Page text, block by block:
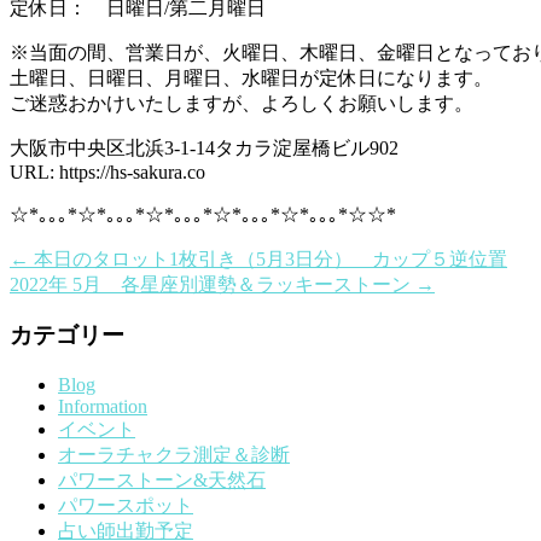
定休日： 日曜日/第二月曜日
※当面の間、営業日が、火曜日、木曜日、金曜日となってお
土曜日、日曜日、月曜日、水曜日が定休日になります。
ご迷惑おかけいたしますが、よろしくお願いします。
大阪市中央区北浜3-1-14タカラ淀屋橋ビル902
URL: https://hs-sakura.co
☆*｡｡｡*☆*｡｡｡*☆*｡｡｡*☆*｡｡｡*☆*｡｡｡*☆☆*
← 本日のタロット1枚引き（5月3日分） カップ５逆位置
2022年 5月 各星座別運勢＆ラッキーストーン →
カテゴリー
Blog
Information
イベント
オーラチャクラ測定＆診断
パワーストーン&天然石
パワースポット
占い師出勤予定